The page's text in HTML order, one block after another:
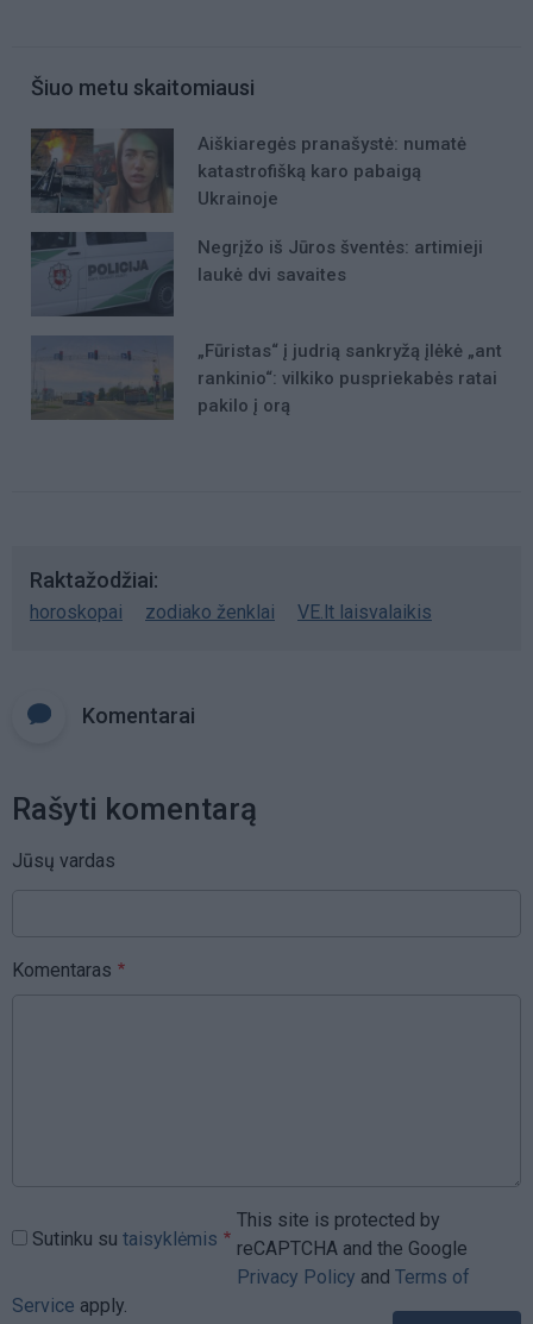
Šiuo metu skaitomiausi
Aiškiaregės pranašystė: numatė
katastrofišką karo pabaigą
Ukrainoje
Negrįžo iš Jūros šventės: artimieji
laukė dvi savaites
„Fūristas“ į judrią sankryžą įlėkė „ant
rankinio“: vilkiko puspriekabės ratai
pakilo į orą
Raktažodžiai
horoskopai zodiako ženklai VE.lt laisvalaikis
Komentarai
Rašyti komentarą
Jūsų vardas
Komentaras
Sutinku su taisyklėmis
This site is protected by
reCAPTCHA and the Google
Privacy Policy and Terms of
Service apply.